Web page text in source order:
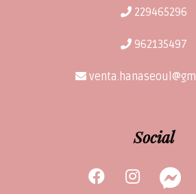
229465296
962135497
Social